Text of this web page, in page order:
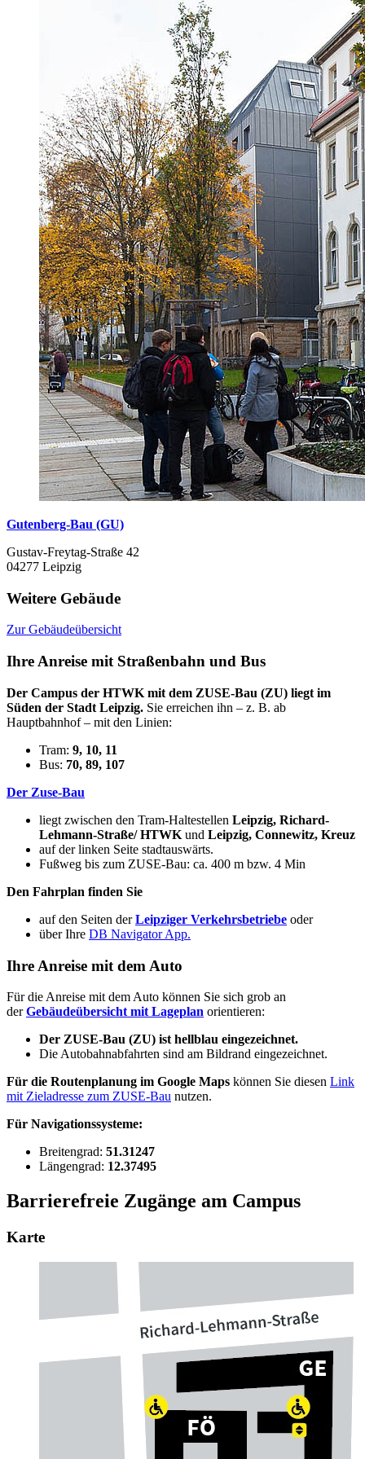
Gutenberg-Bau (GU)
Gustav-Freytag-Straße 42
04277 Leipzig
Weitere Gebäude
Zur Gebäudeübersicht
Ihre Anreise mit Straßenbahn und Bus
Der Campus der HTWK mit dem ZUSE-Bau (ZU) liegt im
Süden der Stadt Leipzig. Sie erreichen ihn – z. B. ab
Hauptbahnhof – mit den Linien:
Tram: 9, 10, 11
Bus: 70, 89, 107
Der Zuse-Bau
liegt zwischen den Tram-Haltestellen Leipzig, Richard-
Lehmann-Straße/ HTWK und Leipzig, Connewitz, Kreuz
auf der linken Seite stadtauswärts.
Fußweg bis zum ZUSE-Bau: ca. 400 m bzw. 4 Min
Den Fahrplan finden Sie
auf den Seiten derLeipziger Verkehrsbetriebe oder
über Ihre DB Navigator App.
Ihre Anreise mit dem Auto
Für die Anreise mit dem Auto können Sie sich grob an
derGebäudeübersicht mit Lageplan orientieren:
Der ZUSE-Bau (ZU) ist hellblau eingezeichnet.
Die Autobahnabfahrten sind am Bildrand eingezeichnet.
Für die Routenplanung im Google Maps können Sie diesen Link
mit Zieladresse zum ZUSE-Bau nutzen.
Für Navigationssysteme:
Breitengrad: 51.31247
Längengrad: 12.37495
Barrierefreie Zugänge am Campus
Karte